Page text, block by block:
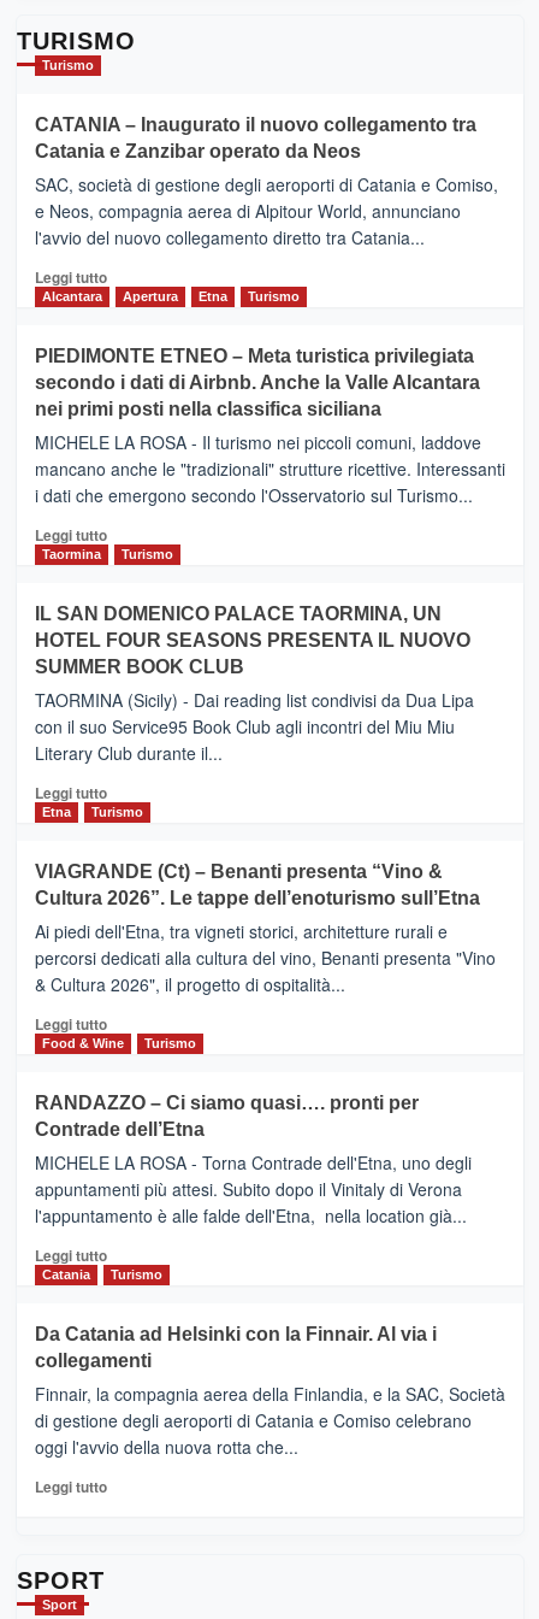
TURISMO
Turismo
CATANIA – Inaugurato il nuovo collegamento tra
Catania e Zanzibar operato da Neos
SAC, società di gestione degli aeroporti di Catania e Comiso,
e Neos, compagnia aerea di Alpitour World, annunciano
l'avvio del nuovo collegamento diretto tra Catania...
Leggi tuttoLeggi
CATANIA
–
Inaugurato
il
nuovo
collegamento
tra
e
Zanzibar
da
Neos
Alcantara Apertura Etna Turismo
PIEDIMONTE ETNEO – Meta turistica privilegiata
secondo i dati di Airbnb. Anche la Valle Alcantara
nei primi posti nella classifica siciliana
MICHELE LA ROSA - Il turismo nei piccoli comuni, laddove
mancano anche le "tradizionali" strutture ricettive. Interessanti
i dati che emergono secondo l'Osservatorio sul Turismo...
Leggi tuttoLeggi
PIEDIMONTE
ETNEO
–
Meta
turistica
privilegiata
secondo
dati
di
Anche
la
Alcantara
nei
primi
nella
classifica
Taormina Turismo
IL SAN DOMENICO PALACE TAORMINA, UN
HOTEL FOUR SEASONS PRESENTA IL NUOVO
SUMMER BOOK CLUB
TAORMINA (Sicily) - Dai reading list condivisi da Dua Lipa
con il suo Service95 Book Club agli incontri del Miu Miu
Literary Club durante il...
Leggi tuttoLeggi
di
IL
SAN
DOMENICO
PALACE
TAORMINA,
UN
HOTEL
FOUR
IL
NUOVO
SUMMER
CLUB
Etna Turismo
VIAGRANDE (Ct) – Benanti presenta “Vino &
Cultura 2026”. Le tappe dell’enoturismo sull’Etna
Ai piedi dell'Etna, tra vigneti storici, architetture rurali e
percorsi dedicati alla cultura del vino, Benanti presenta "Vino
& Cultura 2026", il progetto di ospitalità...
Leggi tuttoLeggi
di
VIAGRANDE
(Ct)
–
Benanti
presenta
“Vino
&
Cultura
tappe
dell’enoturismo
Food & Wine Turismo
RANDAZZO – Ci siamo quasi…. pronti per
Contrade dell’Etna
MICHELE LA ROSA - Torna Contrade dell'Etna, uno degli
appuntamenti più attesi. Subito dopo il Vinitaly di Verona
l'appuntamento è alle falde dell'Etna, nella location già...
Leggi tuttoLeggi
di
RANDAZZO
–
Ci
siamo
quasi….
pronti
per
Catania Turismo
Da Catania ad Helsinki con la Finnair. Al via i
collegamenti
Finnair, la compagnia aerea della Finlandia, e la SAC, Società
di gestione degli aeroporti di Catania e Comiso celebrano
oggi l'avvio della nuova rotta che...
Leggi tuttoLeggi
SPORT
Sport